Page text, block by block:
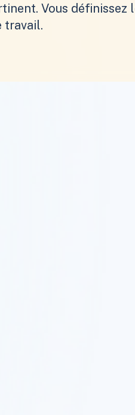
Vous définissez
travail.